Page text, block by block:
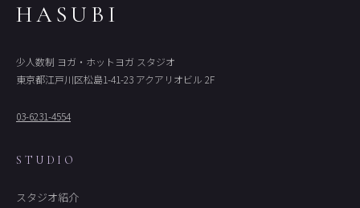
HASUBI
少人数制 ヨガ・ホットヨガ スタジオ
東京都江戸川区松島1-41-23 アクアリオビル 2F
03-6231-4554
STUDIO
スタジオ紹介